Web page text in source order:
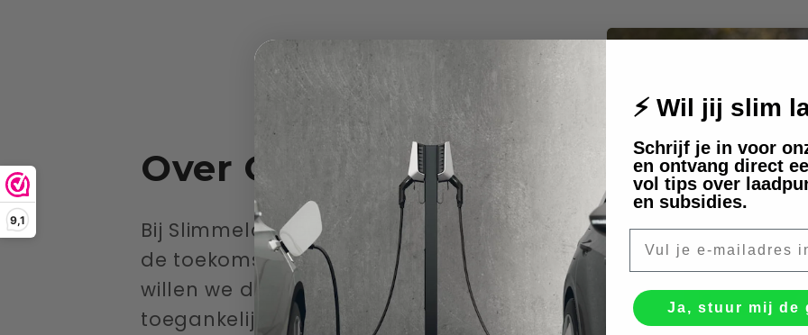
9,1
Over Ons
Bij Slimmelaadpunt.nl geloven we in
de toekomst van elektrisch rijden en
willen we deze verandering
toegankelijk maken voor iedereen.
⚡ Wil jij slim
Schrijf je in voor
en ontvang direct
vol tips over
en subsidies.
Ja, stuur mij de